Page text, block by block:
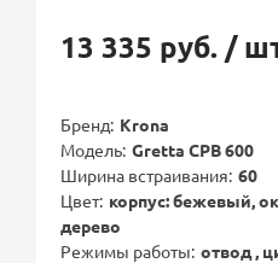
13 335 руб. /
Бренд Krona
Модель Gretta CPB 600
Ширина встраивания 60
Цвет корпус: бежевый,
дерево
Режимы работы отвод ,